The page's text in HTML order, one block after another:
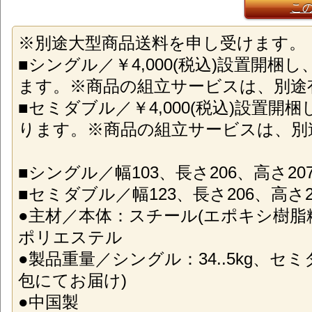
こ
※別途大型商品送料を申し受けます。
■シングル／￥4,000(税込)設置開梱し
ます。※商品の組立サービスは、別
■セミダブル／￥4,000(税込)設置開梱
ります。※商品の組立サービスは、
■シングル／幅103、長さ206、高さ
■セミダブル／幅123、長さ206、高さ
●主材／本体：スチール(エポキシ樹
ポリエステル
●製品重量／シングル：34..5kg、セミ
包にてお届け)
●中国製